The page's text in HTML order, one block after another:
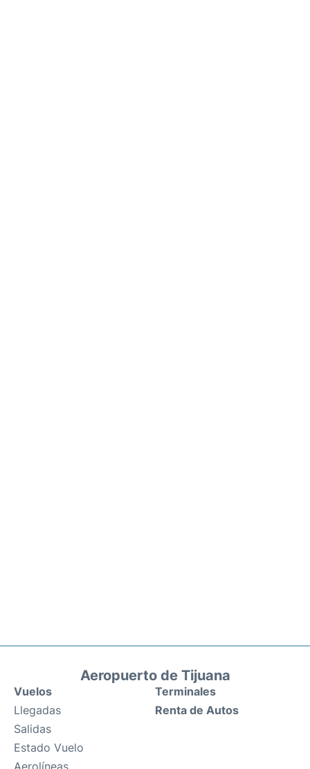
Aeropuerto de Tijuana
Vuelos
Llegadas
Salidas
Estado Vuelo
Terminales
Renta de Autos